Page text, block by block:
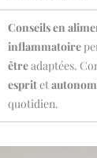
Conseils en
inflammatoire
êtreadaptées.
espritet
quotidien.